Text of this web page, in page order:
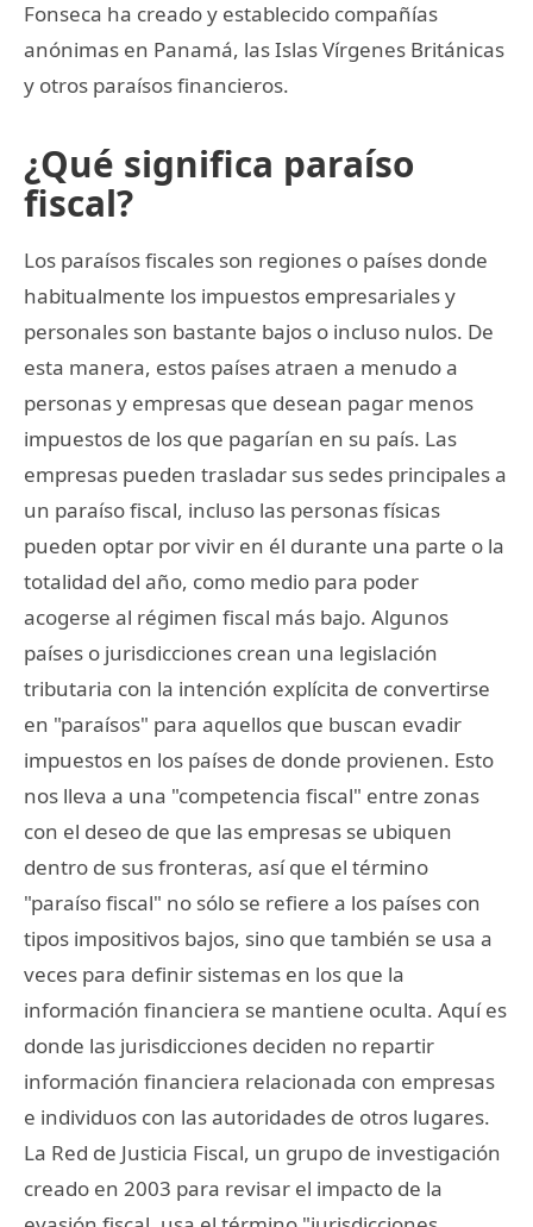
Fonseca ha creado y establecido compañías
anónimas en Panamá, las Islas Vírgenes Británicas
y otros paraísos financieros.
¿Qué significa paraíso
fiscal?
Los paraísos fiscales son regiones o países donde
habitualmente los impuestos empresariales y
personales son bastante bajos o incluso nulos. De
esta manera, estos países atraen a menudo a
personas y empresas que desean pagar menos
impuestos de los que pagarían en su país. Las
empresas pueden trasladar sus sedes principales a
un paraíso fiscal, incluso las personas físicas
pueden optar por vivir en él durante una parte o la
totalidad del año, como medio para poder
acogerse al régimen fiscal más bajo. Algunos
países o jurisdicciones crean una legislación
tributaria con la intención explícita de convertirse
en "paraísos" para aquellos que buscan evadir
impuestos en los países de donde provienen. Esto
nos lleva a una "competencia fiscal" entre zonas
con el deseo de que las empresas se ubiquen
dentro de sus fronteras, así que el término
"paraíso fiscal" no sólo se refiere a los países con
tipos impositivos bajos, sino que también se usa a
veces para definir sistemas en los que la
información financiera se mantiene oculta. Aquí es
donde las jurisdicciones deciden no repartir
información financiera relacionada con empresas
e individuos con las autoridades de otros lugares.
La Red de Justicia Fiscal, un grupo de investigación
creado en 2003 para revisar el impacto de la